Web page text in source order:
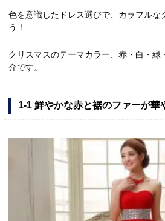
色を意識したドレス選びで、カラフルな
う！
クリスマスのテーマカラー、赤・白・緑
介です。
1-1 鮮やかな赤と裾のファーが華